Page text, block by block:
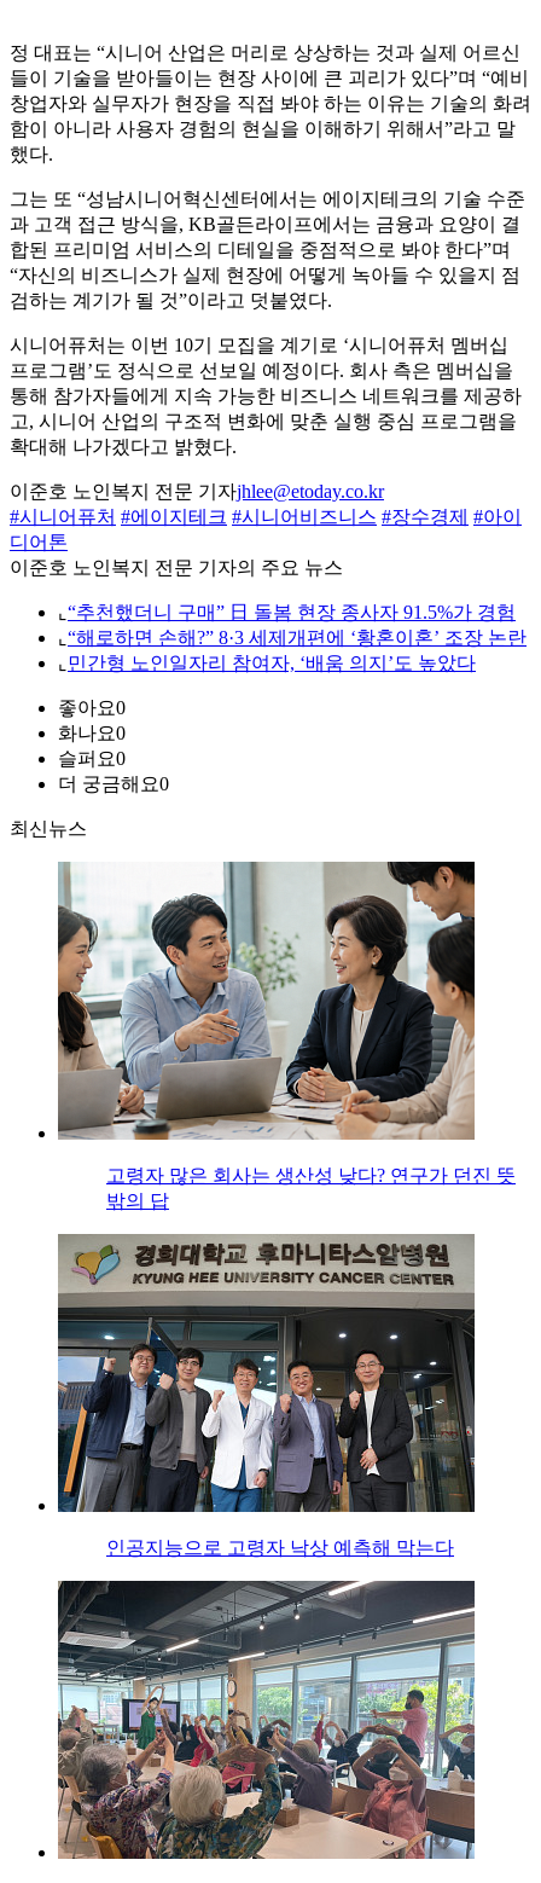
정 대표는 “시니어 산업은 머리로 상상하는 것과 실제 어르신
들이 기술을 받아들이는 현장 사이에 큰 괴리가 있다”며 “예비
창업자와 실무자가 현장을 직접 봐야 하는 이유는 기술의 화려
함이 아니라 사용자 경험의 현실을 이해하기 위해서”라고 말
했다.
그는 또 “성남시니어혁신센터에서는 에이지테크의 기술 수준
과 고객 접근 방식을, KB골든라이프에서는 금융과 요양이 결
합된 프리미엄 서비스의 디테일을 중점적으로 봐야 한다”며
“자신의 비즈니스가 실제 현장에 어떻게 녹아들 수 있을지 점
검하는 계기가 될 것”이라고 덧붙였다.
시니어퓨처는 이번 10기 모집을 계기로 ‘시니어퓨처 멤버십
프로그램’도 정식으로 선보일 예정이다. 회사 측은 멤버십을
통해 참가자들에게 지속 가능한 비즈니스 네트워크를 제공하
고, 시니어 산업의 구조적 변화에 맞춘 실행 중심 프로그램을
확대해 나가겠다고 밝혔다.
이준호 노인복지 전문 기자jhlee@etoday.co.kr
#시니어퓨처 #에이지테크 #시니어비즈니스 #장수경제 #아이
디어톤
이준호 노인복지 전문 기자의 주요 뉴스
⌞ “추천했더니 구매” 日 돌봄 현장 종사자 91.5%가 경험
⌞ “해로하면 손해?” 8·3 세제개편에 ‘황혼이혼’ 조장 논란
⌞ 민간형 노인일자리 참여자, ‘배움 의지’도 높았다
좋아요0
화나요0
슬퍼요0
더 궁금해요0
최신뉴스
고령자 많은 회사는 생산성 낮다? 연구가 던진 뜻
밖의 답
인공지능으로 고령자 낙상 예측해 막는다